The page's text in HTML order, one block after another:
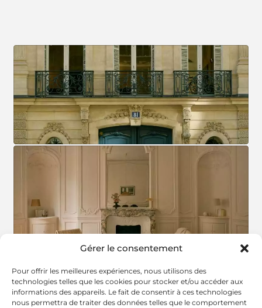
Gérer le consentement
Pour offrir les meilleures expériences, nous utilisons des
technologies telles que les cookies pour stocker et/ou accéder aux
informations des appareils. Le fait de consentir à ces technologies
nous permettra de traiter des données telles que le comportement